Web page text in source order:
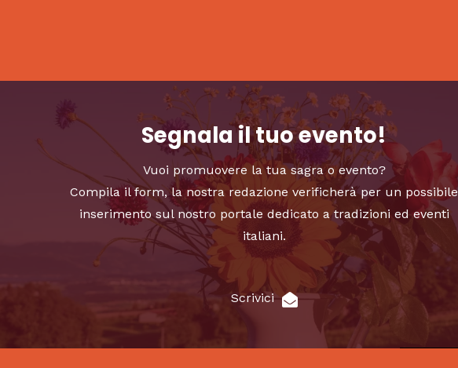
Segnala il tuo evento!
Vuoi promuovere la tua sagra o evento?
Compila il form, la nostra redazione verificherà per un possibile
inserimento sul nostro portale dedicato a tradizioni ed eventi
italiani.
Scrivici